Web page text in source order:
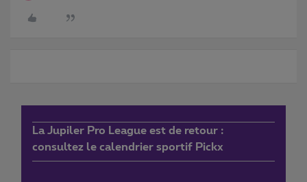
La Jupiler Pro League est de retour :
consultez le calendrier sportif Pickx